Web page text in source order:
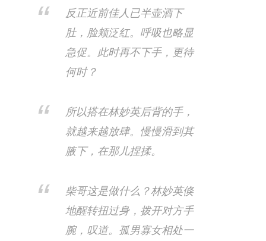
反正近前佳人已半壶酒下
肚，脸颊泛红。呼吸也略显
急促。此时再不下手，更待
何时？
所以搭在林妙英后背的手，
就越来越放肆。慢慢滑到其
腋下，在那儿捏揉。
柴哥这是做什么？林妙英倏
地醒转扭过身，拨开对方手
腕，叹道。孤男寡女相处一